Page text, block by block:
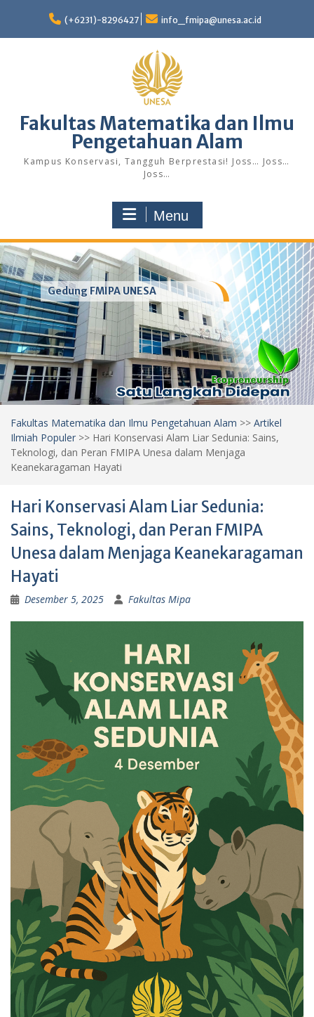
content
(+6231)-8296427 info_fmipa@unesa.ac.id
Fakultas Matematika dan Ilmu
Pengetahuan Alam
Kampus Konservasi, Tangguh Berprestasi! Joss… Joss…
Joss…
Menu
Gedung FMIPA UNESA
Fakultas Matematika dan Ilmu Pengetahuan Alam >> Artikel
Ilmiah Populer >> Hari Konservasi Alam Liar Sedunia: Sains,
Teknologi, dan Peran FMIPA Unesa dalam Menjaga
Keanekaragaman Hayati
Hari Konservasi Alam Liar Sedunia:
Sains, Teknologi, dan Peran FMIPA
Unesa dalam Menjaga Keanekaragaman
Hayati
Desember 5, 2025 Fakultas Mipa